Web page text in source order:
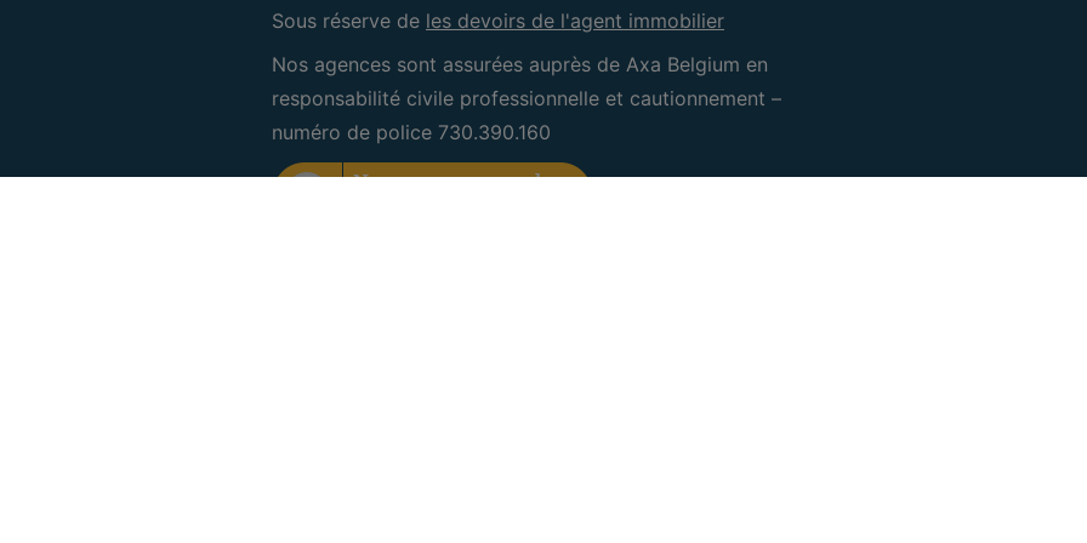
Sous réserve de les devoirs de l'agent immobilier
Nos agences sont assurées auprès de Axa Belgium en
responsabilité civile professionnelle et cautionnement –
numéro de police 730.390.160